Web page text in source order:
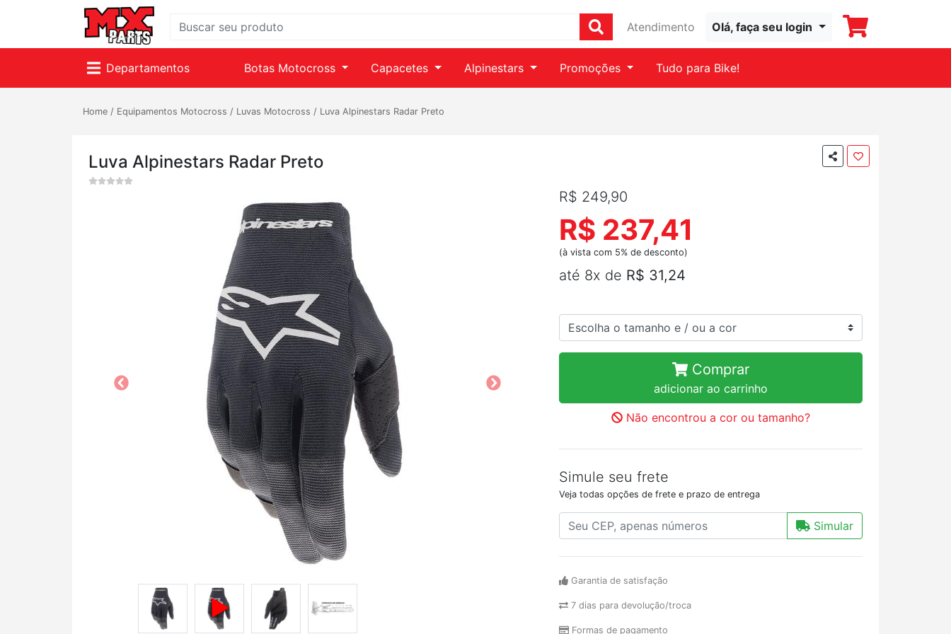
Atendimento Olá, faça seu login
Departamentos Botas Motocross Capacetes Alpinestars Promoções Tudo para Bike!
Home / Equipamentos Motocross / Luvas Motocross / Luva Alpinestars Radar Preto
Luva Alpinestars Radar Preto
R$ 249,90
R$ 237,41
(à vista com 5% de desconto)
até 8x de R$ 31,24
Comprar
adicionar ao carrinho
Não encontrou a cor ou tamanho?
Simule seu frete
Veja todas opções de frete e prazo de entrega
Simular
Garantia de satisfação
7 dias para devolução/troca
Formas de pagamento